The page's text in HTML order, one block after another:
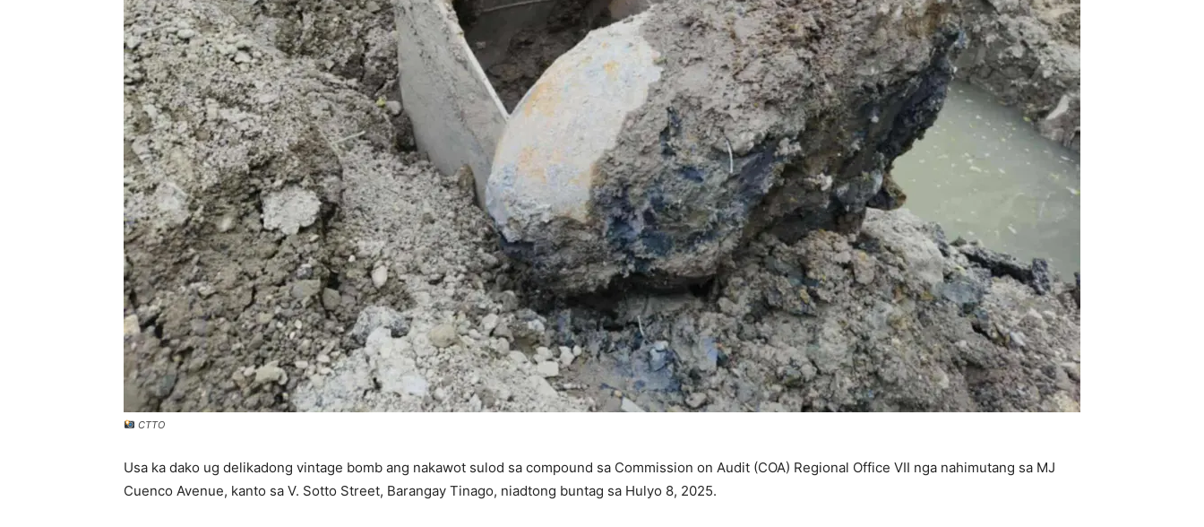
CTTO
Usa ka dako ug delikadong vintage bomb ang nakawot sulod sa compound sa Commission on Audit (COA) Regional Office VII nga nahimutang sa MJ
Cuenco Avenue, kanto sa V. Sotto Street, Barangay Tinago, niadtong buntag sa Hulyo 8, 2025.